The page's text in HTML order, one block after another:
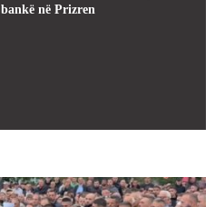
bankë në Prizren